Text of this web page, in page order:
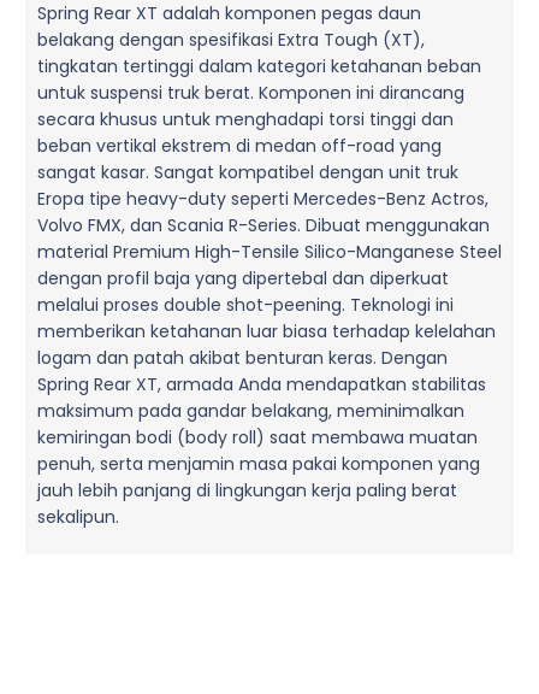
Spring Rear XT adalah komponen pegas daun
belakang dengan spesifikasi Extra Tough (XT),
tingkatan tertinggi dalam kategori ketahanan beban
untuk suspensi truk berat. Komponen ini dirancang
secara khusus untuk menghadapi torsi tinggi dan
beban vertikal ekstrem di medan off-road yang
sangat kasar. Sangat kompatibel dengan unit truk
Eropa tipe heavy-duty seperti Mercedes-Benz Actros,
Volvo FMX, dan Scania R-Series. Dibuat menggunakan
material Premium High-Tensile Silico-Manganese Steel
dengan profil baja yang dipertebal dan diperkuat
melalui proses double shot-peening. Teknologi ini
memberikan ketahanan luar biasa terhadap kelelahan
logam dan patah akibat benturan keras. Dengan
Spring Rear XT, armada Anda mendapatkan stabilitas
maksimum pada gandar belakang, meminimalkan
kemiringan bodi (body roll) saat membawa muatan
penuh, serta menjamin masa pakai komponen yang
jauh lebih panjang di lingkungan kerja paling berat
sekalipun.